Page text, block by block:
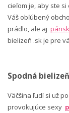
cieľom je, aby ste
Váš obľúbený
prádlo, ale aj
bielizeň .sk je pre
Spodná bielizeň
Väčšina ľudí si už
provokujúce sexy